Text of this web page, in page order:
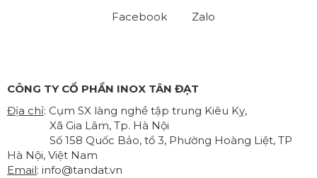
Facebook Zalo
CÔNG TY CỔ PHẦN INOX TÂN ĐẠT
Địa chỉ: Cụm SX làng nghề tập trung Kiêu Kỵ,
Xã Gia Lâm, Tp. Hà Nội
Số 158 Quốc Bảo, tổ 3, Phường Hoàng Liệt, TP
Hà Nội, Việt Nam
Email: info@tandat.vn